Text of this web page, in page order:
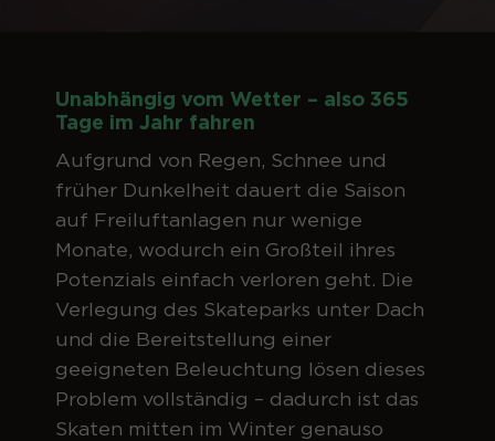
Unabhängig vom Wetter – also 365
Tage im Jahr fahren
Aufgrund von Regen, Schnee und
früher Dunkelheit dauert die Saison
auf Freiluftanlagen nur wenige
Monate, wodurch ein Großteil ihres
Potenzials einfach verloren geht. Die
Verlegung des Skateparks unter Dach
und die Bereitstellung einer
geeigneten Beleuchtung lösen dieses
Problem vollständig – dadurch ist das
Skaten mitten im Winter genauso